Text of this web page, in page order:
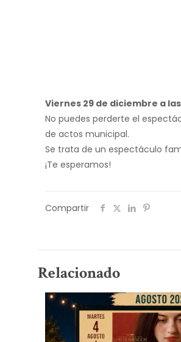
Viernes 29 de diciembre a
No puedes perderte el
de actos municipal.
Se trata de un espectáculo
¡Te esperamos!
Compartir
Relacionado